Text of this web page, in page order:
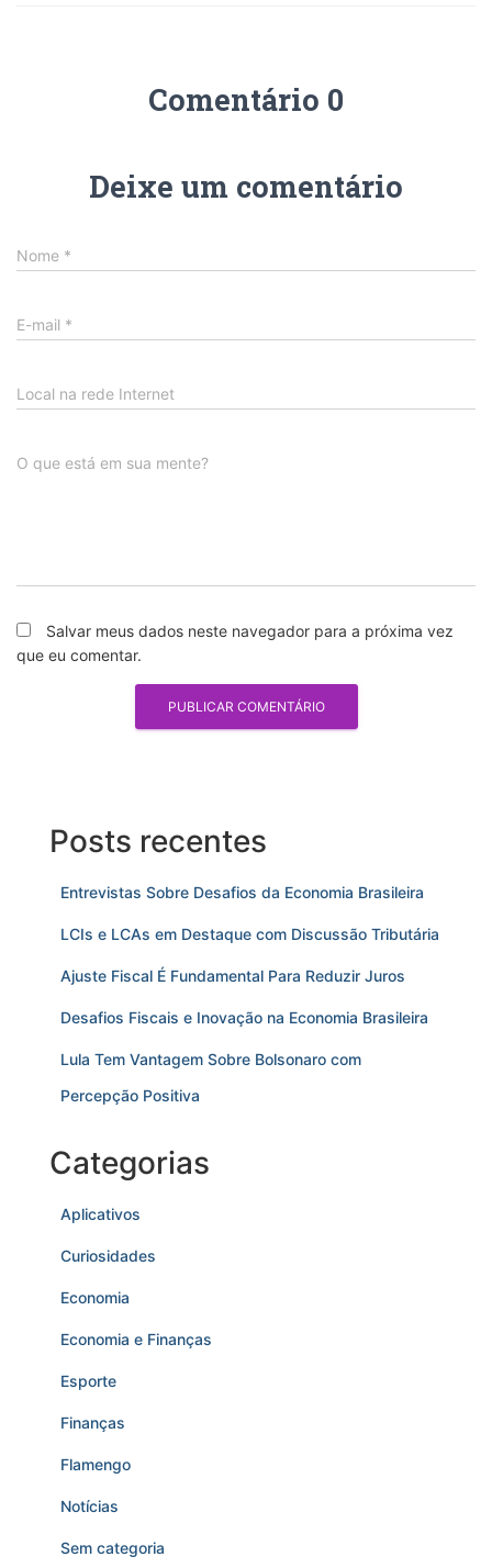
Comentário 0
Deixe um comentário
Nome *
E-mail *
Local na rede Internet
O que está em sua mente?
Salvar meus dados neste navegador para a próxima vez
que eu comentar.
Posts recentes
Entrevistas Sobre Desafios da Economia Brasileira
LCIs e LCAs em Destaque com Discussão Tributária
Ajuste Fiscal É Fundamental Para Reduzir Juros
Desafios Fiscais e Inovação na Economia Brasileira
Lula Tem Vantagem Sobre Bolsonaro com
Percepção Positiva
Categorias
Aplicativos
Curiosidades
Economia
Economia e Finanças
Esporte
Finanças
Flamengo
Notícias
Sem categoria